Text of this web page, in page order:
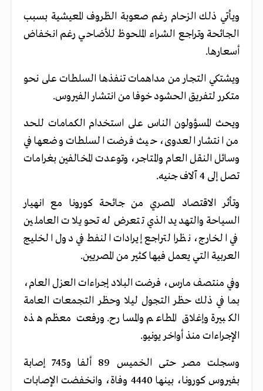
ويأتي ذلك الزحام رغم صعوبة الظروف المعيشية بسبب
الجائحة وتراجع الشراء الملحوظ للأضاحي رغم انخفاض
أسعارها.
ويشتكي التجار من مداهمات تنفذها السلطات على نحو
متكرر لتفريق الحشود خوفا من انتشار الفيروس.
ويحث المسؤولون الناس على استخدام الكمامات للحد
من انتشار العدوى، حيث فرضت السلطات وضعها في
وسائل النقل العام والمتاجر، وتوعدت المخالفين بغرامات
تصل إلى 4 آلاف جنيه.
وتأثر الاقتصاد المصري من جائحة كورونا مع انهيار
السياحة والتهديد الذي تتعرض له تحويلات العاملين
في الخارج، نظرا لتراجع إيرادات النفط في دول الخليج
العربية التي يعمل فيها كثير من المصريين.
وفي منتصف مارس، فرضت البلاد إجراءات العزل العام،
بما في ذلك حظر التجول ليلا وحظر التجمعات العامة
الكبيرة وإغلاق المطاعم والمسارح. ورفعت معظم هذه
الإجراءات منذ أواخر يونيو.
وسجلت مصر حتى الخميس 89 ألفا و745 إصابة
بفيروس كورونا، بينها 4440 وفاة، وانخفضت الإصابات